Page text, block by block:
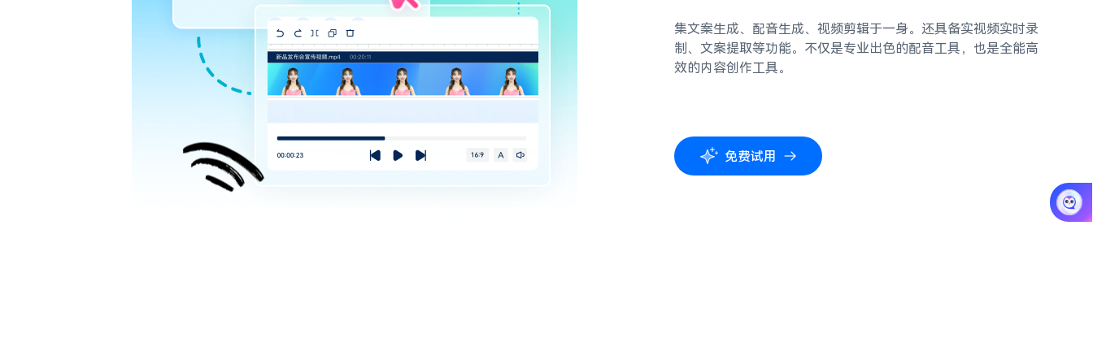
集文案生成、配音生成、视频剪辑于一身。还具备实视频实时录
制、文案提取等功能。不仅是专业出色的配音工具，也是全能高
效的内容创作工具。
免费试用